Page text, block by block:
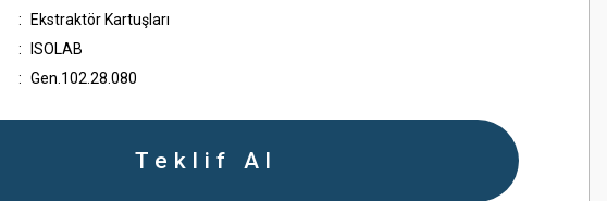
Ekstraktör Kartuşları
ISOLAB
Gen.102.28.080
Teklif Al